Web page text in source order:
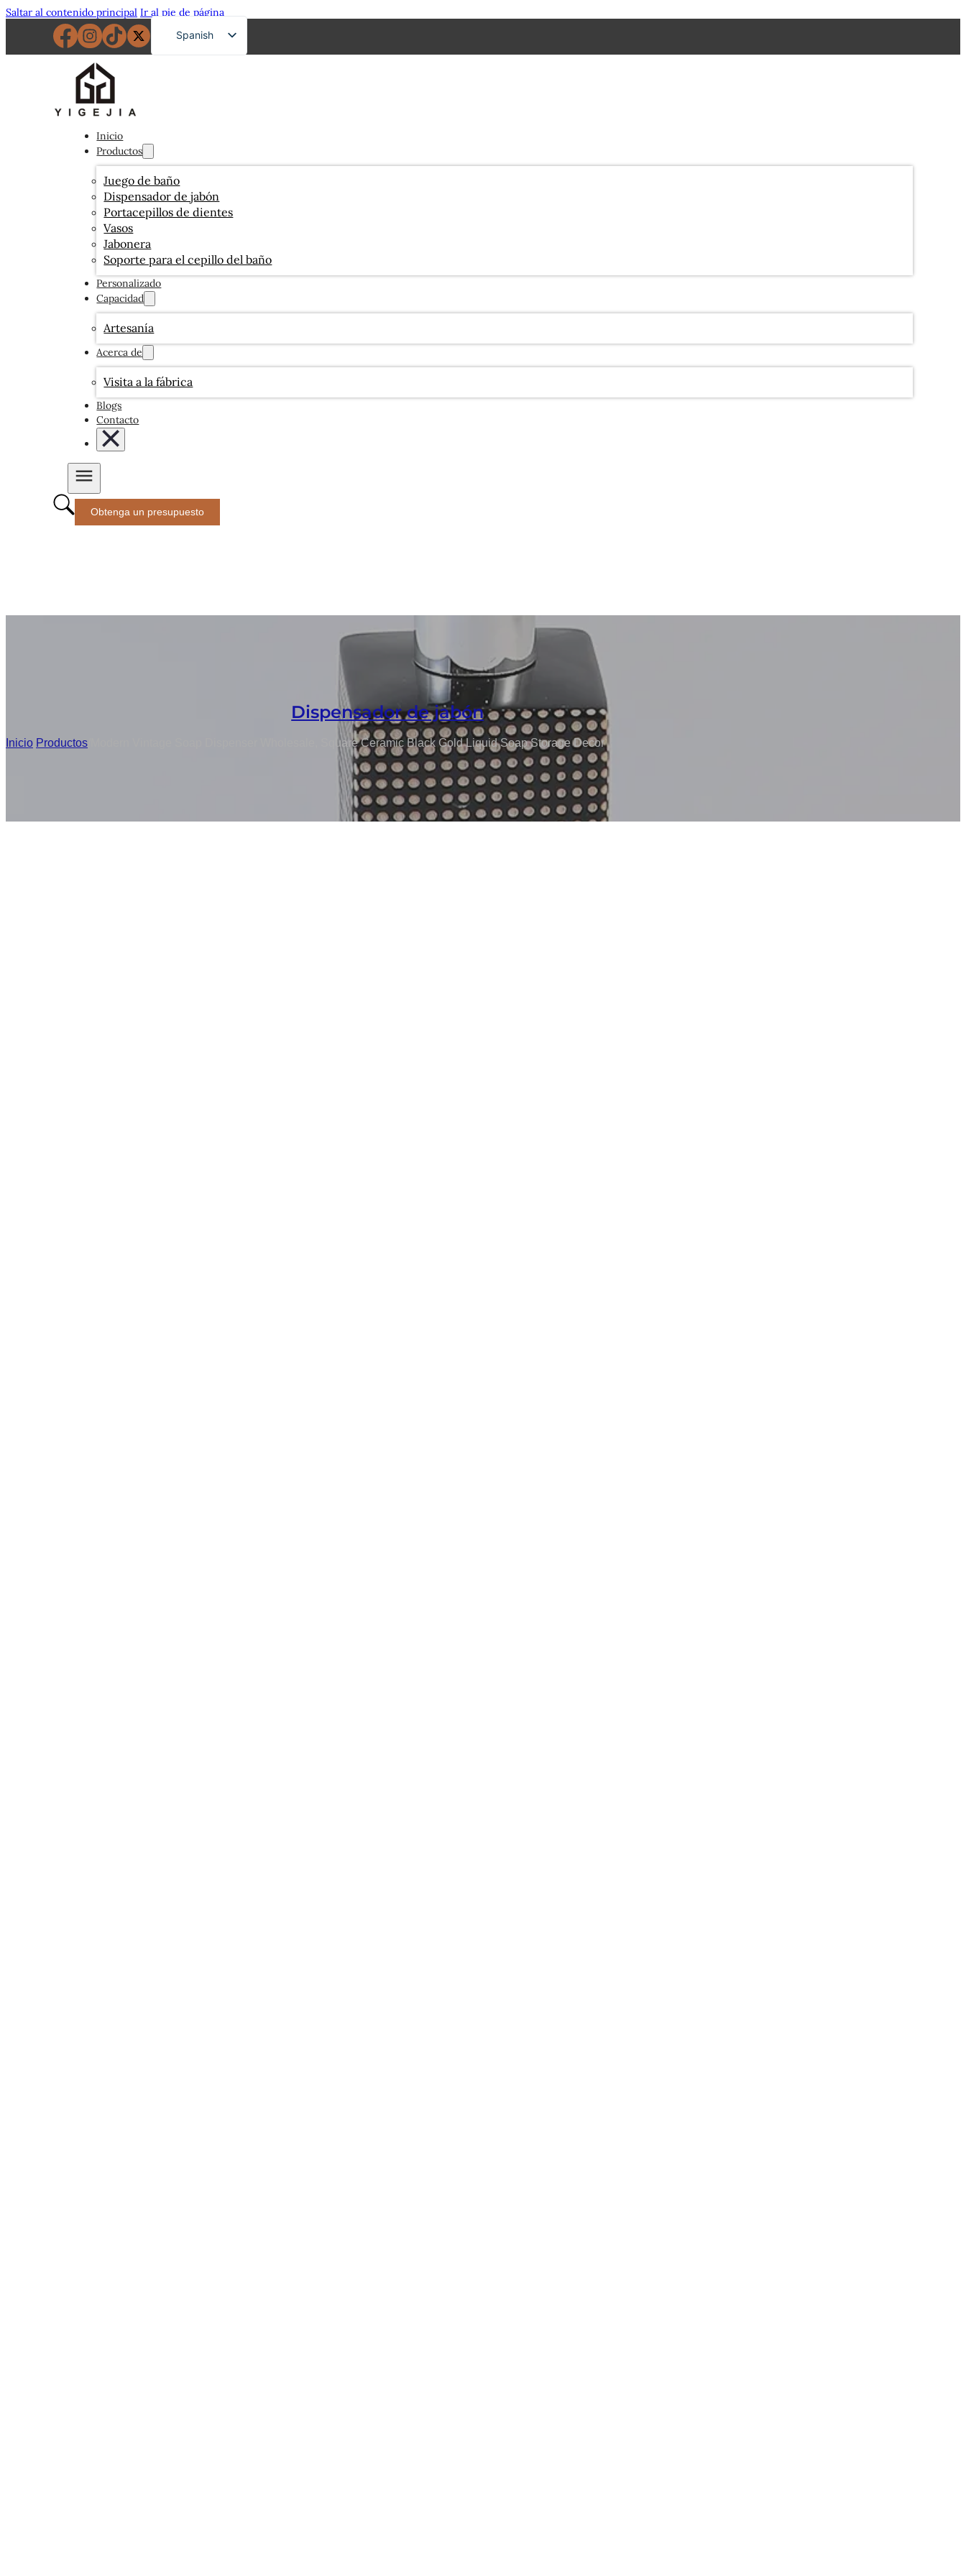
Saltar al contenido principal Ir al pie de página
Spanish
English
Japanese
Arabic
Inicio
Productos
Juego de baño
Dispensador de jabón
Portacepillos de dientes
Vasos
Jabonera
Soporte para el cepillo del baño
Personalizado
Capacidad
Artesanía
Acerca de
Visita a la fábrica
Blogs
Contacto
Obtenga un presupuesto
Dispensador de jabón
Inicio Productos Modern Vintage Soap Dispenser Wholesale, Square Ceramic Black Gold Liquid Soap Storage Decor